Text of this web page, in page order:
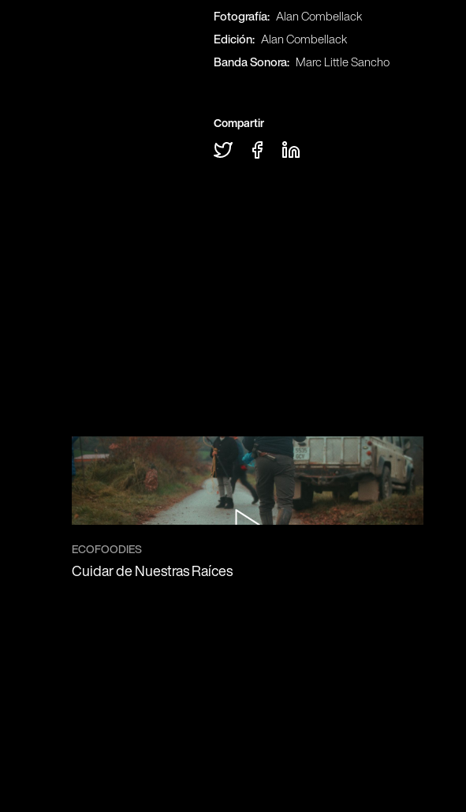
Fotografía: Alan Combellack
Edición: Alan Combellack
Banda Sonora: Marc Little Sancho
Compartir
ECOFOODIES
Cuidar de Nuestras Raíces